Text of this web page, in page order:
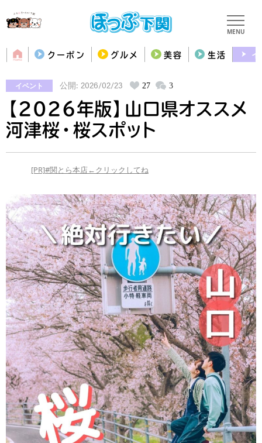
MENU
クーポン グルメ 美容 生活
イベント 公開: 2026/02/23 27 3
【2026年版】山口県オススメ
河津桜・桜スポット
[PR]#関とら本店←クリックしてね